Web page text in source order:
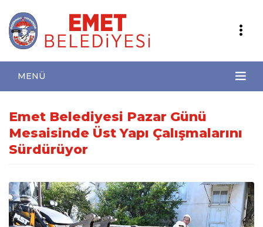
MENÜ
Emet Belediyesi Pazar Günü
Mesaisinde Üst Yapı Çalışmalarını
Sürdürüyor